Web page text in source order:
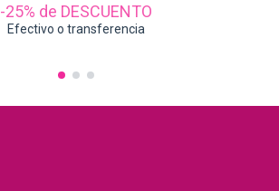
-25% de DESCUENTO
Efectivo o transferencia